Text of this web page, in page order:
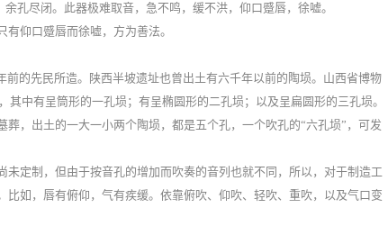
孔尽闭。此器极难取音，急不鸣，缓不洪，仰口蹙唇，徐嘘。
仰口蹙唇而徐嘘，方为善法。
的先民所造。陕西半坡遗址也曾出土有六千年以前的陶埙。山西省博物
中有呈筒形的一孔埙；有呈椭圆形的二孔埙；以及呈扁圆形的三孔埙。
，出土的一大一小两个陶埙，都是五个孔，一个吹孔的“六孔埙”，可发
定制，但由于按音孔的增加而吹奏的音列也就不同，所以，对于制造工
如，唇有俯仰，气有疾缓。依靠俯吹、仰吹、轻吹、重吹，以及气口变